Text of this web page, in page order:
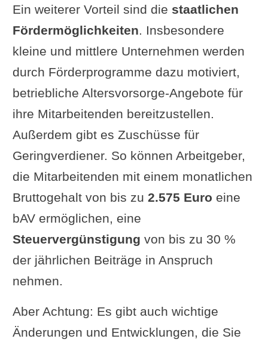
Ein weiterer Vorteil sind die staatlichen
Fördermöglichkeiten. Insbesondere
kleine und mittlere Unternehmen werden
durch Förderprogramme dazu motiviert,
betriebliche Altersvorsorge-Angebote für
ihre Mitarbeitenden bereitzustellen.
Außerdem gibt es Zuschüsse für
Geringverdiener. So können Arbeitgeber,
die Mitarbeitenden mit einem monatlichen
Bruttogehalt von bis zu 2.575 Euro eine
bAV ermöglichen, eine
Steuervergünstigung von bis zu 30 %
der jährlichen Beiträge in Anspruch
nehmen.
Aber Achtung: Es gibt auch wichtige
Änderungen und Entwicklungen, die Sie